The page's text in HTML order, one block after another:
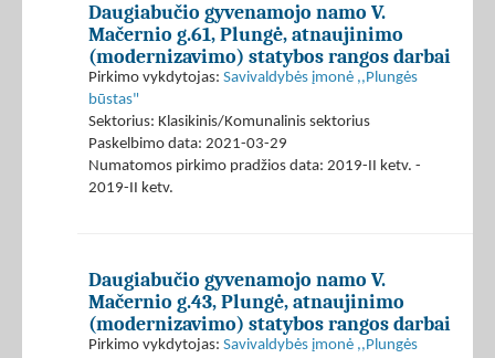
Daugiabučio gyvenamojo namo V.
Mačernio g.61, Plungė, atnaujinimo
(modernizavimo) statybos rangos darbai
Pirkimo vykdytojas: Savivaldybės įmonė ,,Plungės
būstas"
Sektorius: Klasikinis/Komunalinis sektorius
Paskelbimo data: 2021-03-29
Numatomos pirkimo pradžios data: 2019-II ketv. -
2019-II ketv.
Daugiabučio gyvenamojo namo V.
Mačernio g.43, Plungė, atnaujinimo
(modernizavimo) statybos rangos darbai
Pirkimo vykdytojas: Savivaldybės įmonė ,,Plungės